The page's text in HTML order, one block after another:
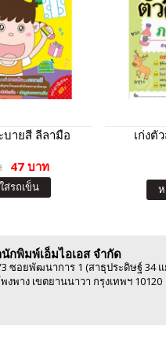
บายสี ลีลามือ
47 บาท
ส่รถเข็น
เก่งตั
กพิมพ์เอ็มไอเอส จำกัด
3 ซอยพัฒนาการ 1 (สาธุประดิษฐ์ 34 แ
งพาง เขตยานนาวา กรุงเทพฯ 10120